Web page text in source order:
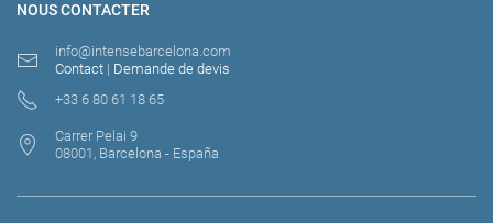
NOUS CONTACTER
info@intensebarcelona.com
Contact | Demande de devis
+33 6 80 61 18 65
Carrer Pelai 9
08001, Barcelona - España